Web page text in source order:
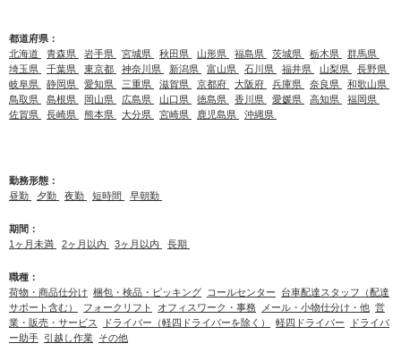
都道府県：
北海道
青森県 岩手県 宮城県 秋田県 山形県 福島県 茨城県 栃木県
群馬県
埼玉県
千葉県 東京都 神奈川県 新潟県 富山県 石川県 福井県 山梨県
長野県
岐阜県
静岡県 愛知県 三重県 滋賀県 京都府 大阪府 兵庫県 奈良県
和歌山県
鳥取県
島根県 岡山県 広島県 山口県 徳島県 香川県 愛媛県 高知県
福岡県
佐賀県
長崎県 熊本県 大分県 宮崎県 鹿児島県 沖縄県
勤務形態：
昼勤
夕勤 夜勤 短時間 早朝勤
期間：
1ヶ月未満
2ヶ月以内 3ヶ月以内 長期
職種：
荷物・商品仕分け 梱包・検品・ピッキング コールセンター
台車配達スタッフ（配達
サポート含む）
フォークリフト オフィスワーク・事務 メール・小物仕分け・他 営
業・販売・サービス
ドライバー（軽四ドライバーを除く） 軽四ドライバー
ドライバ
ー助手 引越し作業 その他